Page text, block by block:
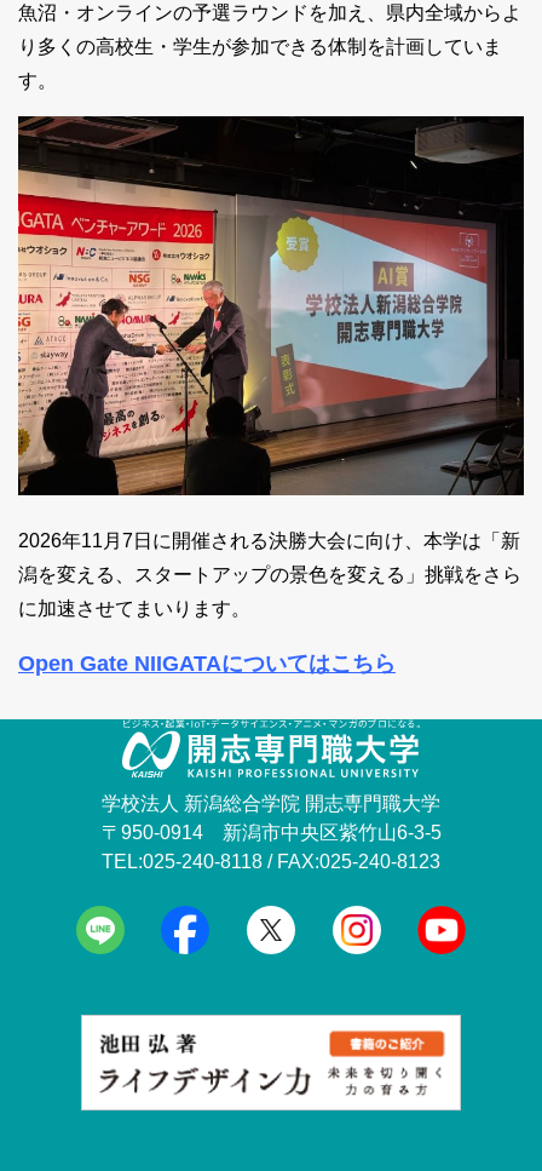
魚沼・オンラインの予選ラウンドを加え、県内全域からよ
り多くの高校生・学生が参加できる体制を計画していま
す。
2026年11月7日 に開催される決勝大会に向け、本学は「新
潟を変える、スタートアップの景色を変える」挑戦をさら
に加速させてまいります。
Open Gate NIIGATAについてはこちら
学校法人 新潟総合学院 開志専門職大学
〒950-0914 新潟市中央区紫竹山6-3-5
TEL:025-240-8118 / FAX:025-240-8123